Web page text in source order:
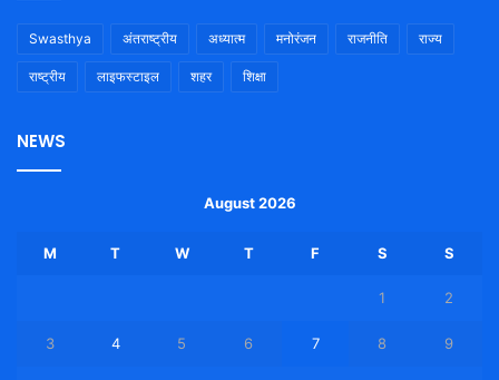
Swasthya अंतराष्ट्रीय अध्यात्म मनोरंजन राजनीति राज्य
राष्ट्रीय लाइफस्टाइल शहर शिक्षा
NEWS
August 2026
M T W T F S S
1 2
3 4 5 6 7 8 9